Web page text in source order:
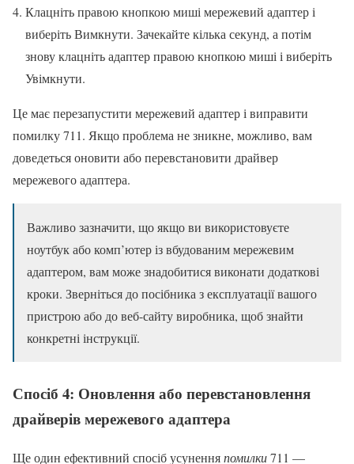
Клацніть правою кнопкою миші мережевий адаптер і
виберіть Вимкнути. Зачекайте кілька секунд, а потім
знову клацніть адаптер правою кнопкою миші і виберіть
Увімкнути.
Це має перезапустити мережевий адаптер і виправити
помилку 711. Якщо проблема не зникне, можливо, вам
доведеться оновити або перевстановити драйвер
мережевого адаптера.
Важливо зазначити, що якщо ви використовуєте
ноутбук або комп’ютер із вбудованим мережевим
адаптером, вам може знадобитися виконати додаткові
кроки. Зверніться до посібника з експлуатації вашого
пристрою або до веб-сайту виробника, щоб знайти
конкретні інструкції.
Спосіб 4: Оновлення або перевстановлення
драйверів мережевого адаптера
Ще один ефективний спосіб усуненняпомилки711 —